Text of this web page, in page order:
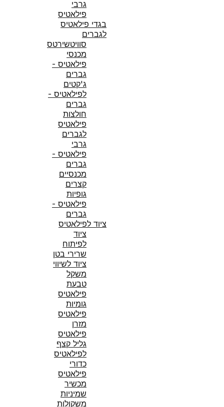
גרבי
פילאטיס
בגדי פילאטיס
לגברים
סוויטשירטס
מכנסי
פילאטיס -
גברים
ג'קטים
לפילאטיס -
גברים
חולצות
פילאטיס
לגברים
גרבי
פילאטיס -
גברים
מכנסיים
קצרים
גופיות
פילאטיס -
גברים
ציוד לפילאטיס
ציוד
לפיתוח
שרירי בטן
ציוד לשיווי
משקל
טבעת
פילאטיס
גומיות
פילאטיס
מזרן
פילאטיס
גליל קצף
לפילאטיס
כדורי
פילאטיס
מכשיר
שמיניות
משקולות